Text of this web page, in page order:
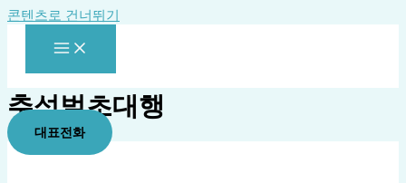
콘텐츠로 건너뛰기
추석벌초대행
대표전화